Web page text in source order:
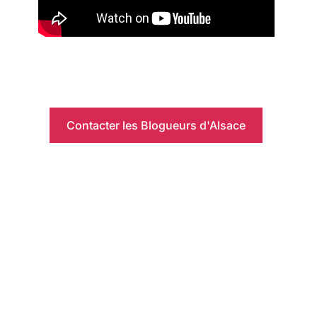
Contacter les Blogueurs d'Alsace